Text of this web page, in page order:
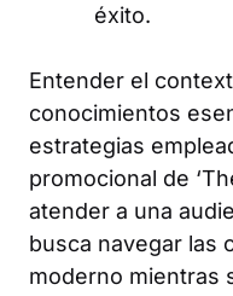
éxito.
Entender el
conocimientos
estrategias
promocional de
atender a una
busca navegar las
moderno mientras